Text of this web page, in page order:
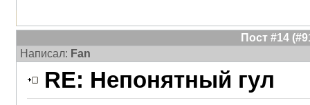
Пост #14
Написал: Fan
RE: Непонятный гул